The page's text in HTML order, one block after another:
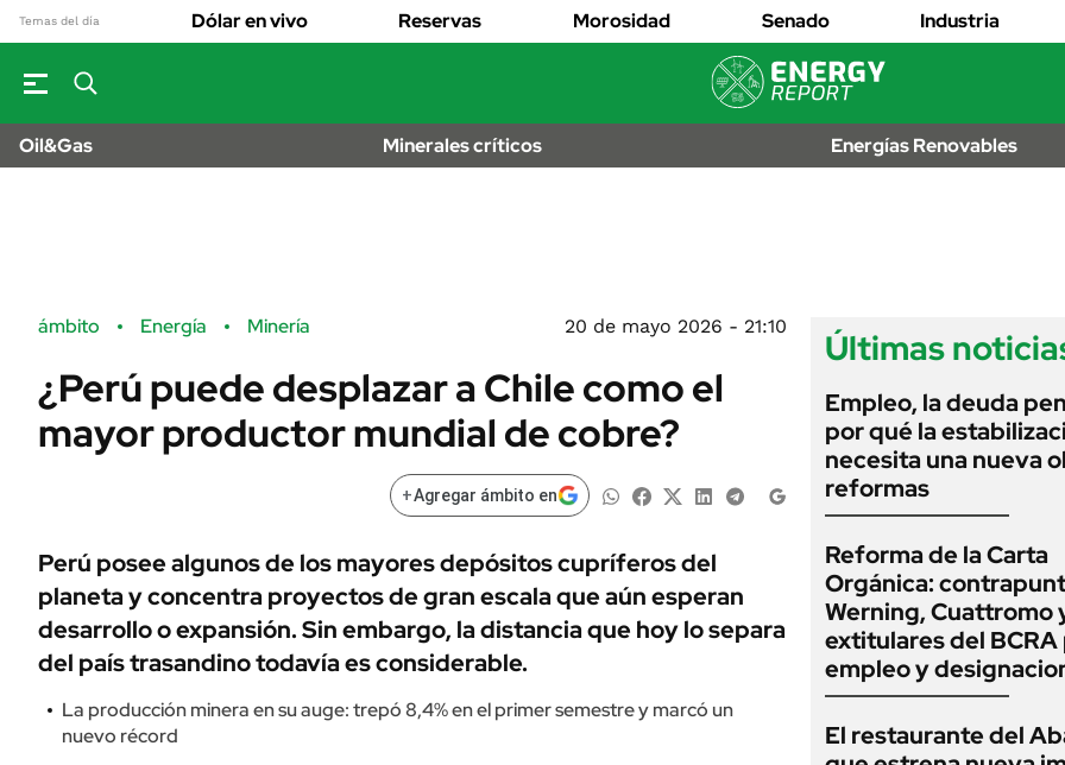
Temas del día Dólar en vivo Reservas Morosidad Senado Industria
Banco de Datos
FINANZAS
Dólar
Real Estate
Sustentabilidad
ENERGY REPORT
POLÍTICA
ESPECTÁCULOS
EDICTOS
Oil&Gas Minerales críticos Energías Renovables
ámbito Energía Minería 20 de mayo 2026 - 21:10
¿Perú puede desplazar a Chile como el
mayor productor mundial de cobre?
+Agregar ámbito en
Perú posee algunos de los mayores depósitos cupríferos del
planeta y concentra proyectos de gran escala que aún esperan
desarrollo o expansión. Sin embargo, la distancia que hoy lo separa
del país trasandino todavía es considerable.
La producción minera en su auge: trepó 8,4% en el primer semestre y marcó un
nuevo récord
Últimas
Empleo, la deuda
por qué la
necesita una nueva
reformas
Reforma de la Carta
Orgánica:
Werning, Cuattromo
extitulares del BCRA
empleo y
El restaurante del